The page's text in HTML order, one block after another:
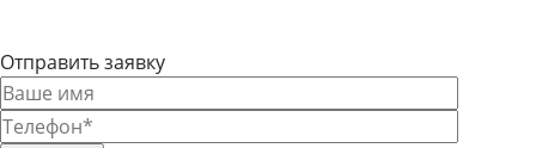
Отправить заявку